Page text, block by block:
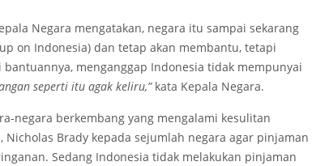
Negara mengatakan, negara itu sampai sekarang
on Indonesia) dan tetap akan membantu, tetapi
menganggap Indonesia tidak mempunyai
seperti itu agak keliru,”kata Kepala Negara.
negara berkembang yang mengalami kesulitan
Brady kepada sejumlah negara agar pinjaman
Sedang Indonesia tidak melakukan pinjaman